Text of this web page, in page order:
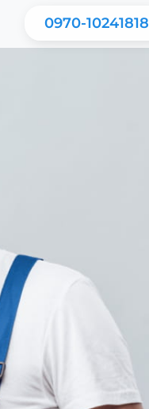
0970-10241818